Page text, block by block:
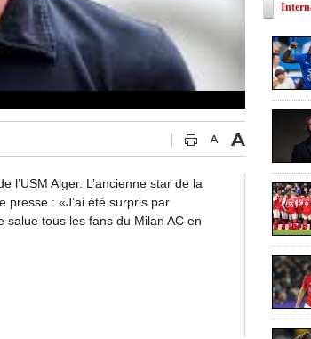
l’USM Alger. L’ancienne star de la
presse : «J’ai été surpris par
salue tous les fans du Milan AC en